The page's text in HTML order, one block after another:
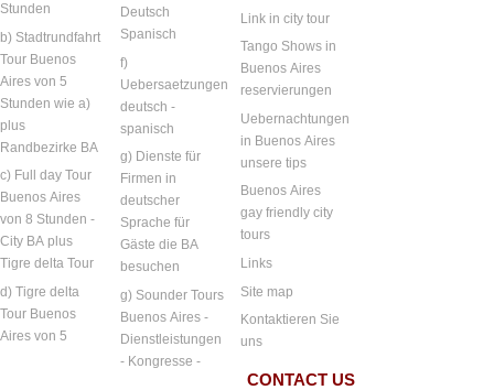
Stunden
b) Stadtrundfahrt
Tour Buenos
Aires von 5
Stunden wie a)
plus
Randbezirke BA
c) Full day Tour
Buenos Aires
von 8 Stunden -
City BA plus
Tigre delta Tour
d) Tigre delta
Tour Buenos
Aires von 5
Deutsch
Spanisch
f)
Uebersaetzungen
deutsch -
spanisch
g) Dienste für
Firmen in
deutscher
Sprache für
Gäste die BA
besuchen
g) Sounder Tours
Buenos Aires -
Dienstleistungen
- Kongresse -
Link in city tour
Tango Shows in
Buenos Aires
reservierungen
Uebernachtungen
in Buenos Aires
unsere tips
Buenos Aires
gay friendly city
tours
Links
Site map
Kontaktieren Sie
uns
CONTACT US